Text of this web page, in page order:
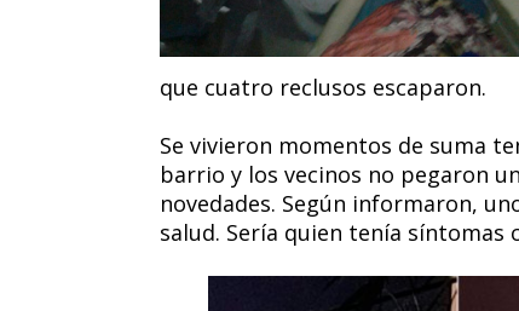
que cuatro reclusos escaparon.
Se vivieron momentos de suma
barrio y los vecinos no pegaron
novedades. Según informaron,
salud. Sería quien tenía síntomas